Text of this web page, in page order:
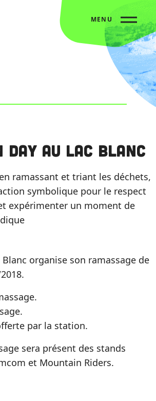
MENU
Day au Lac Blanc
ramassant et triant les déchets,
symbolique pour le respect
expérimenter un moment de
organise son ramassage de
par la station.
sera présent des stands
et Mountain Riders.